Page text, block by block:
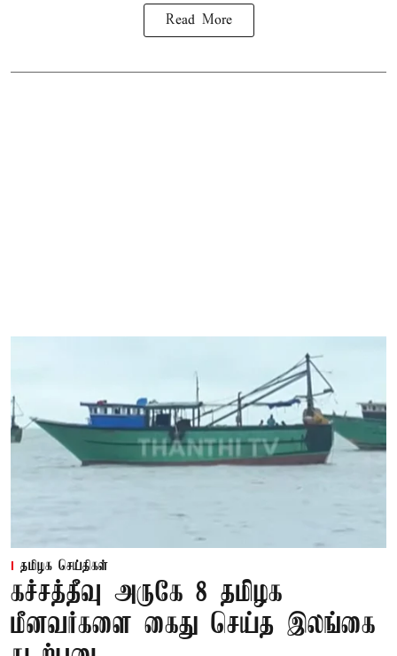
Read More
தமிழக செய்திகள்
கச்சத்தீவு அருகே 8 தமிழக
மீனவர்களை கைது செய்த இலங்கை